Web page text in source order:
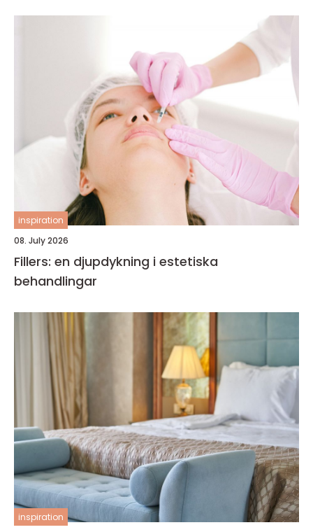
inspiration
08. July 2026
Fillers: en djupdykning i estetiska
behandlingar
inspiration